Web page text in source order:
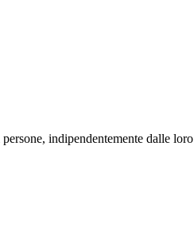
indipendentemente dalle